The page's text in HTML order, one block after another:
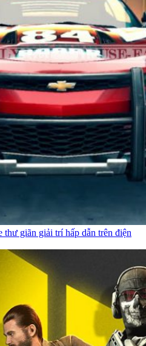
thư giãn giải trí hấp dẫn trên điện